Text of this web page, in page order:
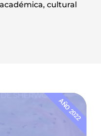
cultural
AÑO 2022